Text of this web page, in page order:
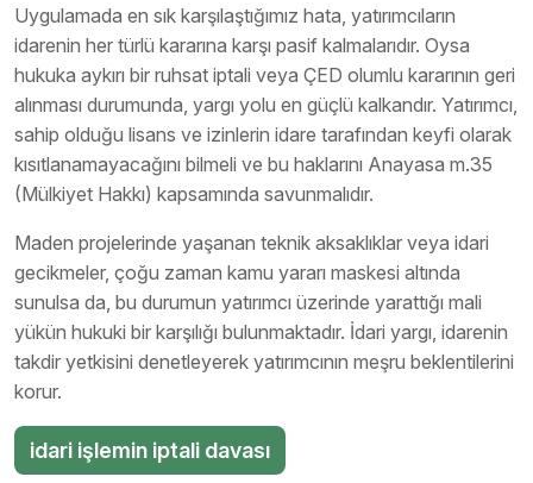
Uygulamada en sık karşılaştığımız hata, yatırımcıların
idarenin her türlü kararına karşı pasif kalmalarıdır. Oysa
hukuka aykırı bir ruhsat iptali veya ÇED olumlu kararının geri
alınması durumunda, yargı yolu en güçlü kalkandır. Yatırımcı,
sahip olduğu lisans ve izinlerin idare tarafından keyfi olarak
kısıtlanamayacağını bilmeli ve bu haklarını Anayasa m.35
(Mülkiyet Hakkı) kapsamında savunmalıdır.
Maden projelerinde yaşanan teknik aksaklıklar veya idari
gecikmeler, çoğu zaman kamu yararı maskesi altında
sunulsa da, bu durumun yatırımcı üzerinde yarattığı mali
yükün hukuki bir karşılığı bulunmaktadır. İdari yargı, idarenin
takdir yetkisini denetleyerek yatırımcının meşru beklentilerini
korur.
idari işlemin iptali davası